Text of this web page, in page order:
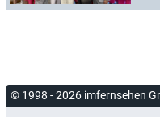
© 1998 - 2026 imfernsehen